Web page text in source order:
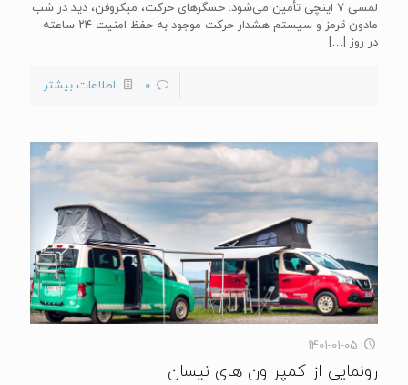
لمسی ۷ اینچی تأمین می‌شود. حسگرهای حرکت، میکروفن، دید در شب
مادون قرمز و سیستم هشدار حرکت موجود به حفظ امنیت ۲۴ ساعته
در روز […]
0 اطلاعات بیشتر
1401-01-05
رونمایی از کمپر ون‌ های نیسان